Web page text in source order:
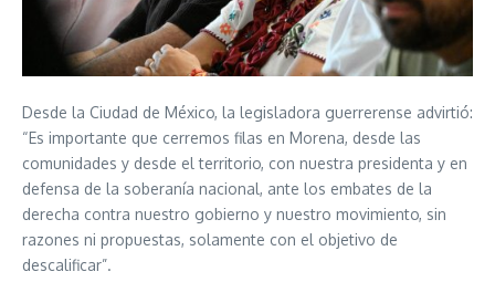
Desde la Ciudad de México, la legisladora guerrerense advirtió:
“Es importante que cerremos filas en Morena, desde las
comunidades y desde el territorio, con nuestra presidenta y en
defensa de la soberanía nacional, ante los embates de la
derecha contra nuestro gobierno y nuestro movimiento, sin
razones ni propuestas, solamente con el objetivo de
descalificar”.